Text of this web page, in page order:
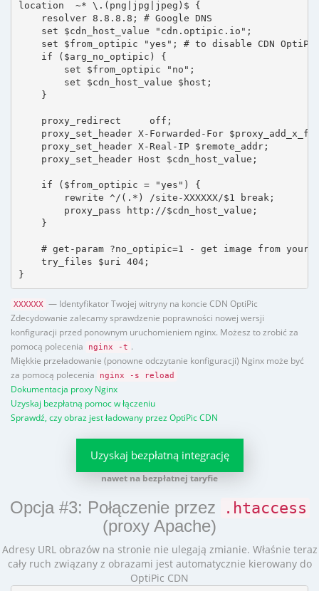
location  ~* \.(png|jpg|jpeg)$ {
    resolver 8.8.8.8; # Google DNS
    set $cdn_host_value "cdn.optipic.io";
set $from_optipic "yes"; # to disable CDN
    if ($arg_no_optipic) {
        set $from_optipic "no";
        set $cdn_host_value $host;
    }
    proxy_redirect     off;
proxy_set_header X-Forwarded-For
    proxy_set_header X-Real-IP $remote_addr;
    proxy_set_header Host $cdn_host_value;
    if ($from_optipic = "yes") {
        rewrite ^/(.*) /site-XXXXXX/$1 break;
        proxy_pass http://$cdn_host_value;
    }
# get-param ?no_optipic=1 - get image from your
    try_files $uri 404;
}
XXXXXX
— Identyfikator Twojej witryny na koncie CDN OptiPic
Zdecydowanie zalecamy sprawdzenie poprawności nowej wersji
konfiguracji przed ponownym uruchomieniem nginx. Możesz to zrobić za
pomocą polecenia
nginx -t .
Miękkie przeładowanie (ponowne odczytanie konfiguracji) Nginx może być
za pomocą polecenia
nginx -s reload
Dokumentacja proxy Nginx
Uzyskaj bezpłatną pomoc w łączeniu
Sprawdź, czy obraz jest ładowany przez OptiPic CDN
Uzyskaj bezpłatną integrację
nawet na bezpłatnej taryfie
Opcja #3: Połączenie przez .htaccess
(proxy Apache)
Adresy URL obrazów na stronie nie ulegają zmianie. Właśnie teraz
cały ruch związany z obrazami jest automatycznie kierowany do
OptiPic CDN